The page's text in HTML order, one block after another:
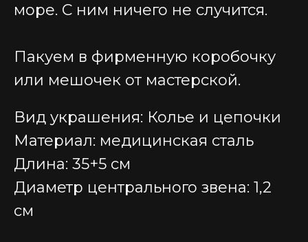
море. С ним ничего не случится.
Пакуем в фирменную коробочку
или мешочек от мастерской.
Вид украшения: Колье и цепочки
Материал: медицинская сталь
Длина: 35+5 см
Диаметр центрального звена: 1,2
см